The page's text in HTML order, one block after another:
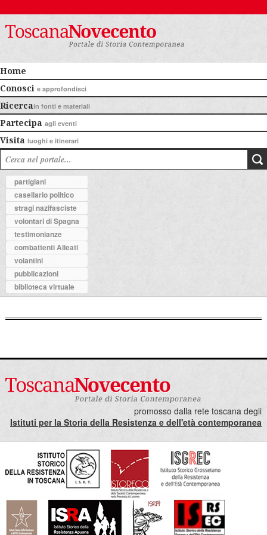
Home
Conosci e approfondisci
Ricercain fonti e materiali
Partecipa agli eventi
Visita luoghi e itinerari
partigiani
casellario politico
stragi nazifasciste
volontari di Spagna
testimonianze
combattenti Alleati
volantini
pubblicazioni
biblioteca virtuale
promosso dalla rete toscana degli
Istituti per la Storia della Resistenza e dell'età contemporanea